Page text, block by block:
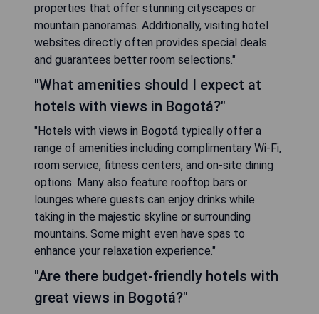
properties that offer stunning cityscapes or
mountain panoramas. Additionally, visiting hotel
websites directly often provides special deals
and guarantees better room selections."
"What amenities should I expect at
hotels with views in Bogotá?"
"Hotels with views in Bogotá typically offer a
range of amenities including complimentary Wi-Fi,
room service, fitness centers, and on-site dining
options. Many also feature rooftop bars or
lounges where guests can enjoy drinks while
taking in the majestic skyline or surrounding
mountains. Some might even have spas to
enhance your relaxation experience."
"Are there budget-friendly hotels with
great views in Bogotá?"